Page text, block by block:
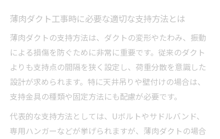
薄肉ダクト工事時に必要な適切な支持方法とは
薄肉ダクトの支持方法は、ダクトの変形やたわみ、振動
による損傷を防ぐために非常に重要です。従来のダクト
よりも支持点の間隔を狭く設定し、荷重分散を意識した
設計が求められます。特に天井吊りや壁付けの場合は、
支持金具の種類や固定方法にも配慮が必要です。
代表的な支持方法としては、Uボルトやサドルバンド、
専用ハンガーなどが挙げられますが、薄肉ダクトの場合